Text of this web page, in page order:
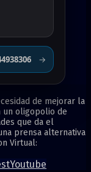
→
de mejorar la
un oligopolio de
que da el
prensa alternativa
Virtual:
Youtube